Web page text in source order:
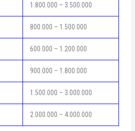
1.800.000 – 3.500.000
800.000 – 1.500.000
600.000 – 1.200.000
900.000 – 1.800.000
1.500.000 – 3.000.000
2.000.000 – 4.000.000